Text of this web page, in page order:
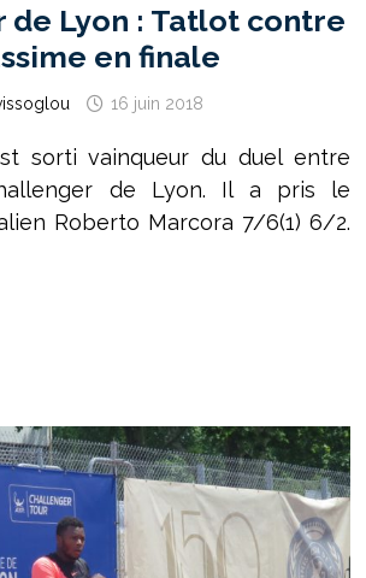
de Lyon : Tatlot contre
en finale
16 juin 2018
sorti vainqueur du duel entre
de Lyon. Il a pris le
Roberto Marcora 7/6(1) 6/2.